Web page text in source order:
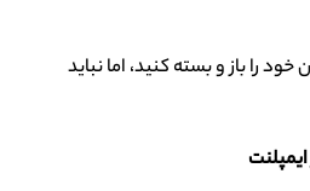
را باز و بسته کنید، اما نباید